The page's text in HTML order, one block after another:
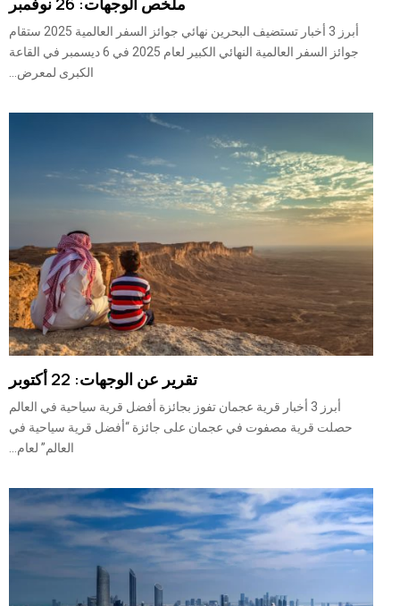
أبرز 3 أخبار تستضيف البحرين نهائي جوائز السفر العالمية 2025 ستقام
جوائز السفر العالمية النهائي الكبير لعام 2025 في 6 ديسمبر في القاعة
الكبرى لمعرض...
تقرير عن الوجهات: 22 أكتوبر
أبرز 3 أخبار قرية عجمان تفوز بجائزة أفضل قرية سياحية في العالم
حصلت قرية مصفوت في عجمان على جائزة “أفضل قرية سياحية في
العالم” لعام...